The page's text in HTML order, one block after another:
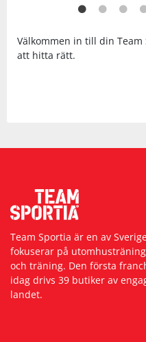
Välkommen in till din
att hitta rätt.
Team Sportia är en av
fokuserar på
och träning. Den första
idag drivs 39 butiker av
landet.